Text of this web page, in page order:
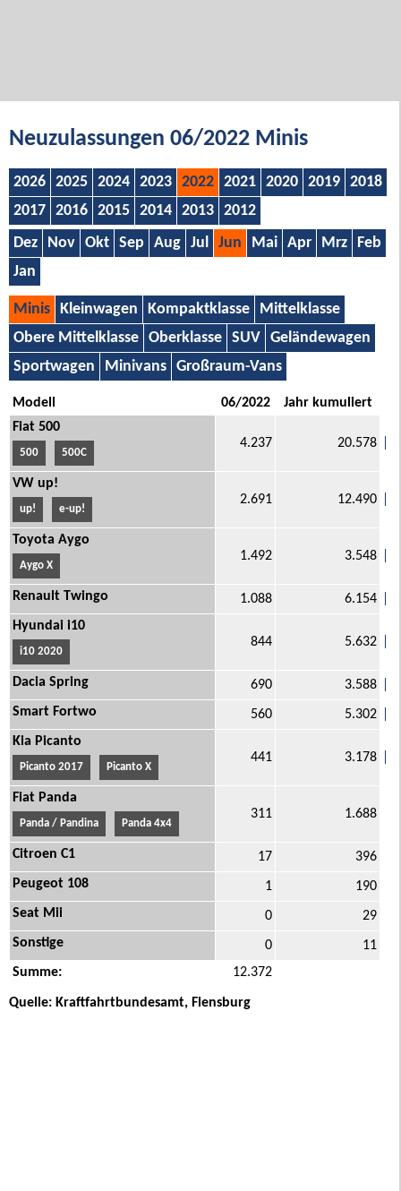
Neuzulassungen 06/2022 Minis
2026 2025 2024 2023 2022 2021 2020 2019
2018
2017
2016 2015 2014 2013 2012
Dez Nov Okt Sep Aug Jul Jun Mai Apr Mrz
Feb
Jan
Minis Kleinwagen Kompaktklasse
Mittelklasse
Obere Mittelklasse
Oberklasse SUV
Geländewagen
Sportwagen
Minivans Großraum-Vans
Modell 06/2022
Jahr kumuliert
Fiat 500
500 500C
4.237 20.578
VW up!
up! e-up!
2.691 12.490
Toyota Aygo
Aygo X
1.492 3.548
Renault Twingo 1.088
6.154
Hyundai i10
i10 2020
844 5.632
Dacia Spring 690
3.588
Smart Fortwo
560
5.302
Kia Picanto
Picanto 2017 Picanto X
441 3.178
Fiat Panda
Panda / Pandina Panda 4x4
311 1.688
Citroen C1 17
396
Peugeot 108
1
190
Seat Mii
0
29
Sonstige
0
11
Summe:
12.372
Quelle: Kraftfahrtbundesamt, Flensburg